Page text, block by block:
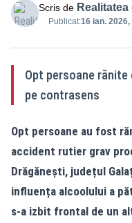
Scris de
Publicat:16 ian.
Opt persoane
pe contrasens
Opt persoane au fost
accident rutier grav
Drăgănești, județul
influența alcoolului a
s-a izbit frontal de un